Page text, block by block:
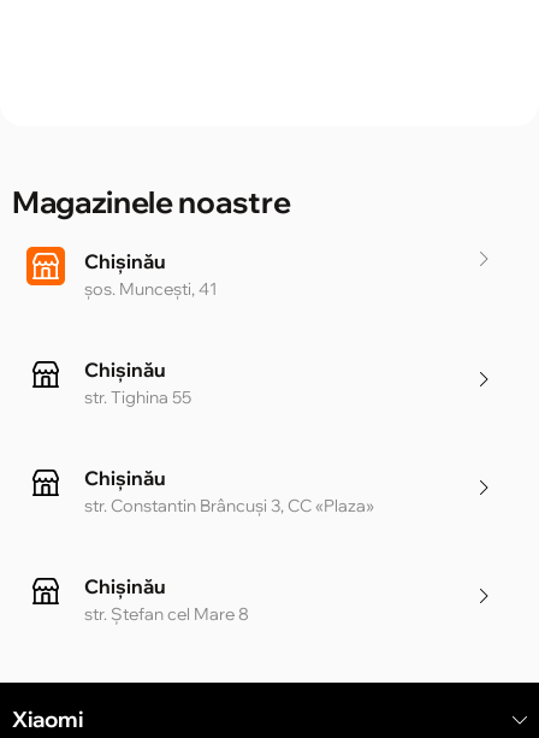
Magazinele noastre
Chișinău
șos. Muncești, 41
Chișinău
str. Tighina 55
Chișinău
str. Constantin Brâncuși 3, CC «Plaza»
Chișinău
str. Ștefan cel Mare 8
Xiaomi